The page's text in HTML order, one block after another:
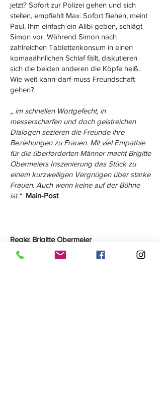
jetzt? Sofort zur Polizei gehen und sich
stellen, empfiehlt Max. Sofort fliehen, meint
Paul. Ihm einfach ein Alibi geben, schlägt
Simon vor. Während Simon nach
zahlreichen Tablettenkonsum in einen
komaaähnlichen Schlaf fällt, diskutieren
sich die beiden anderen die Köpfe heiß.
Wie weit kann-darf-muss Freundschaft
gehen?
„ im schnellen Wortgefecht, in
messerscharfen und doch geistreichen
Dialogen sezieren die Freunde ihre
Beziehungen zu Frauen. Mit viel Empathie
für die überforderten Männer macht Brigitte
Obermeiers Inszenierung das Stück zu
einem kurzweiligen Vergnügen über starke
Frauen. Auch wenn keine auf der Bühne
ist.“ Main-Post
Regie: Brigitte Obermeier
Auf der Bühne: